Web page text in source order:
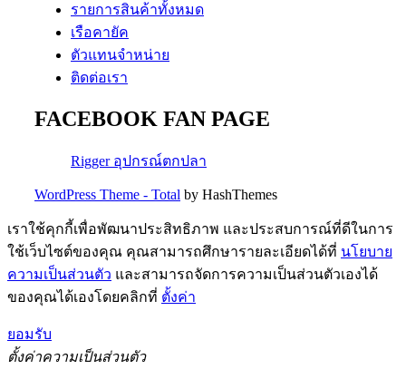
รายการสินค้าทั้งหมด
เรือคายัค
ตัวแทนจำหน่าย
ติดต่อเรา
FACEBOOK FAN PAGE
Rigger อุปกรณ์ตกปลา
WordPress Theme - Total by HashThemes
เราใช้คุกกี้เพื่อพัฒนาประสิทธิภาพ และประสบการณ์ที่ดีในการ
ใช้เว็บไซต์ของคุณ คุณสามารถศึกษารายละเอียดได้ที่ นโยบาย
ความเป็นส่วนตัว และสามารถจัดการความเป็นส่วนตัวเองได้
ของคุณได้เองโดยคลิกที่ ตั้งค่า
ยอมรับ
ตั้งค่าความเป็นส่วนตัว